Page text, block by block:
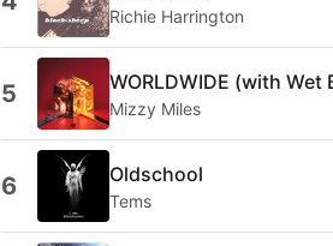
Richie Harrington
5 WORLDWIDE (with Wet
Mizzy Miles
6 Oldschool
Tems